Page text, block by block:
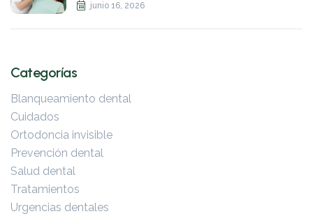
junio 16, 2026
Categorías
Blanqueamiento dental
Cuidados
Ortodoncia invisible
Prevención dental
Salud dental
Tratamientos
Urgencias dentales